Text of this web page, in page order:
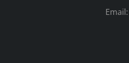
Email: